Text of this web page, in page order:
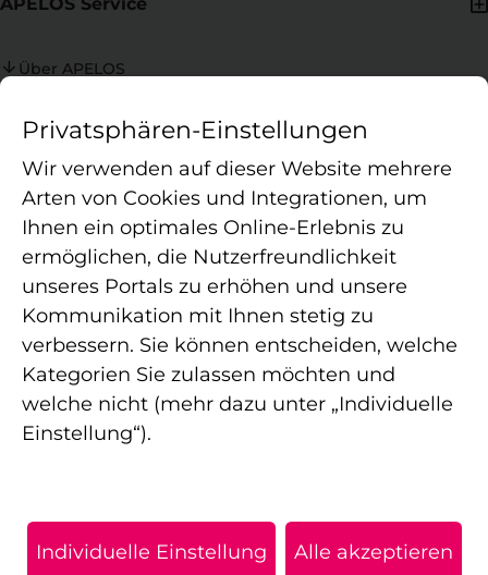
Über APELOS
Praxiswertrechner
Die APELOS Therapie ist ein in Deutschland agierender
Physiotherapie, Ergotherapie, Logopädie, Osteopathie und
Sporttherapie. Als Verbund moderner Standorte sichern wir
strukturierte Abläufe, hohe Behandlungsqualität und eine
wohnortnahe Versorgung.
Datenschutz
Privatsphären-Einstellungen
Wir verwenden auf dieser Website mehrere
Arten von Cookies und Integrationen, um
Ihnen ein optimales Online-Erlebnis zu
ermöglichen, die Nutzerfreundlichkeit
unseres Portals zu erhöhen und unsere
Kommunikation mit Ihnen stetig zu
verbessern. Sie können entscheiden, welche
Kategorien Sie zulassen möchten und
welche nicht (mehr dazu unter „Individuelle
Einstellung“).
Individuelle Einstellung Alle akzeptieren